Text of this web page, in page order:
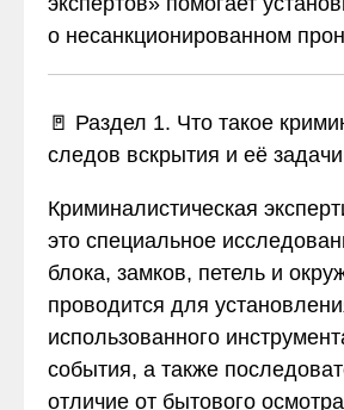
о несанкционированном
🚪 Раздел 1. Что такое
следов вскрытия и её задачи
Криминалистическая
это специальное
блока, замков, петель и
проводится для
использованного
события, а также
отличие от бытового